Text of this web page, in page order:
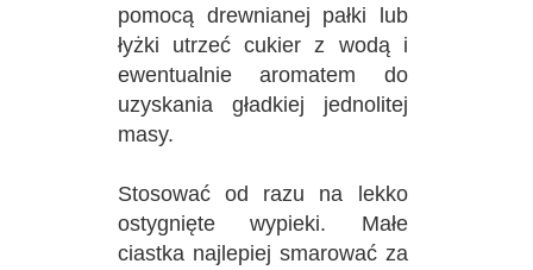
pomocą drewnianej pałki lub
łyżki utrzeć cukier z wodą i
ewentualnie aromatem do
uzyskania gładkiej jednolitej
masy.
Stosować od razu na lekko
ostygnięte wypieki. Małe
ciastka najlepiej smarować za